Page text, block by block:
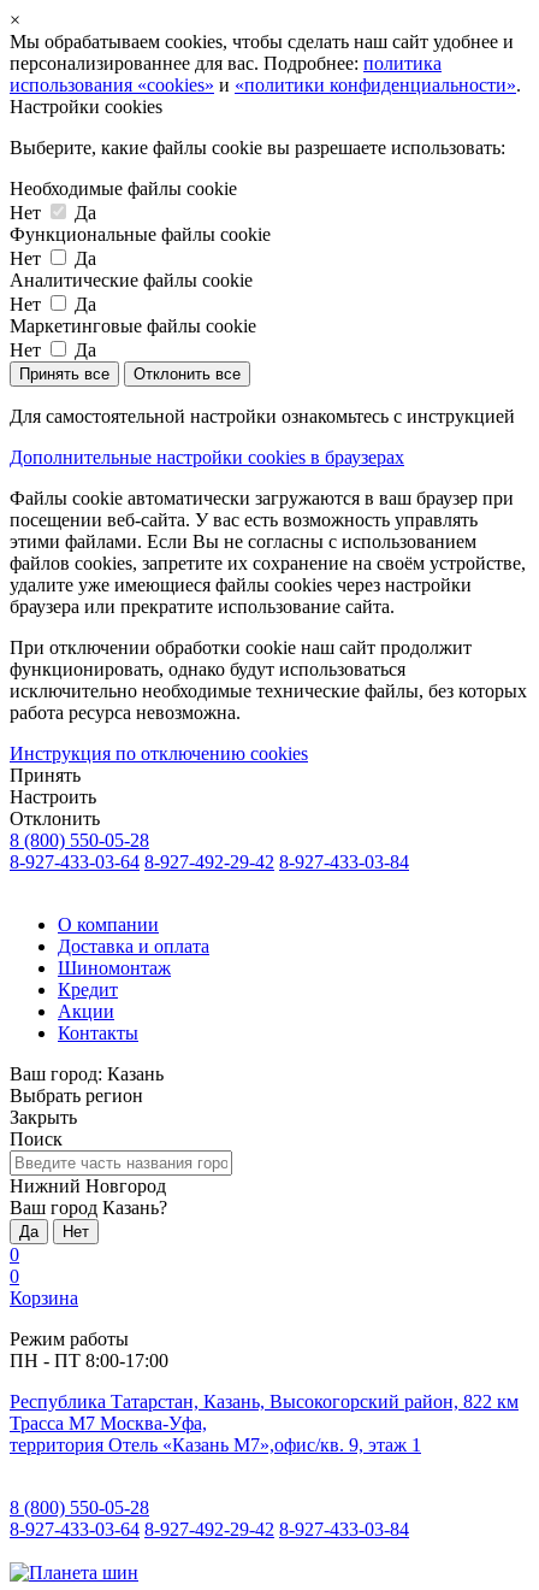
×
Мы обрабатываем cookies, чтобы сделать наш сайт удобнее и
персонализированнее для вас. Подробнее: политика
использования «cookies» и «политики конфиденциальности».
Настройки cookies
Выберите, какие файлы cookie вы разрешаете использовать:
Необходимые файлы cookie
Нет
Да
Функциональные файлы cookie
Нет
Да
Аналитические файлы cookie
Нет
Да
Маркетинговые файлы cookie
Нет
Да
Принять все Отклонить все
Для самостоятельной настройки ознакомьтесь с инструкцией
Дополнительные настройки cookies в браузерах
Файлы cookie автоматически загружаются в ваш браузер при
посещении веб-сайта. У вас есть возможность управлять
этими файлами. Если Вы не согласны с использованием
файлов cookies, запретите их сохранение на своём устройстве,
удалите уже имеющиеся файлы cookies через настройки
браузера или прекратите использование сайта.
При отключении обработки cookie наш сайт продолжит
функционировать, однако будут использоваться
исключительно необходимые технические файлы, без которых
работа ресурса невозможна.
Инструкция по отключению cookies
Принять
Настроить
Отклонить
8 (800) 550-05-28
8-927-433-03-64 8-927-492-29-42 8-927-433-03-84
О компании
Доставка и оплата
Шиномонтаж
Кредит
Акции
Контакты
Ваш город: Казань
Выбрать регион
Закрыть
Поиск
Нижний Новгород
Ваш город Казань?
Да Нет
0
0
Корзина
Режим работы
ПН - ПТ 8:00-17:00
Республика Татарстан, Казань, Высокогорский район, 822 км
Трасса М7 Москва-Уфа,
территория Отель «Казань М7»,офис/кв. 9, этаж 1
8 (800) 550-05-28
8-927-433-03-64 8-927-492-29-42 8-927-433-03-84